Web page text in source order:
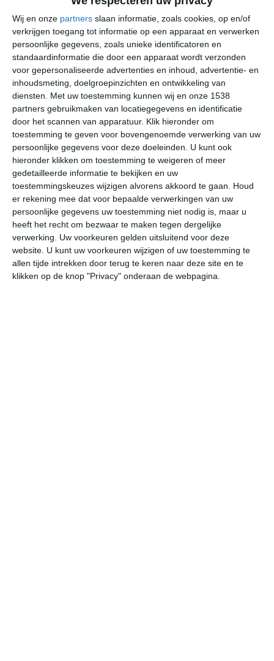
Wij en onze partners slaan informatie, zoals cookies, op en/of
verkrijgen toegang tot informatie op een apparaat en verwerken
persoonlijke gegevens, zoals unieke identificatoren en
standaardinformatie die door een apparaat wordt verzonden
voor gepersonaliseerde advertenties en inhoud, advertentie- en
inhoudsmeting, doelgroepinzichten en ontwikkeling van
diensten.
Met uw toestemming kunnen wij en onze 1538
partners gebruikmaken van locatiegegevens en identificatie
door het scannen van apparatuur. Klik hieronder om
toestemming te geven voor bovengenoemde verwerking van uw
persoonlijke gegevens voor deze doeleinden. U kunt ook
hieronder klikken om toestemming te weigeren of meer
gedetailleerde informatie te bekijken en uw
toestemmingskeuzes wijzigen alvorens akkoord te gaan.
Houd
er rekening mee dat voor bepaalde verwerkingen van uw
persoonlijke gegevens uw toestemming niet nodig is, maar u
heeft het recht om bezwaar te maken tegen dergelijke
verwerking. Uw voorkeuren gelden uitsluitend voor deze
website. U kunt uw voorkeuren wijzigen of uw toestemming te
allen tijde intrekken door terug te keren naar deze site en te
klikken op de knop "Privacy" onderaan de webpagina.
20°C
za
25°
zo ma
26° 16°
di
20° 12°
24°C 18°C 15°C
19:00 22:00 01:00 04:00 07:00
19:00 22:00 01:00 04:00 07:00